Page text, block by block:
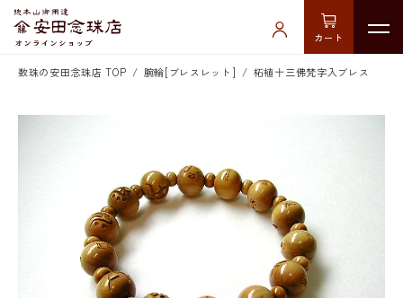
カート
数珠の安田念珠店 TOP 腕輪[ブレスレット] 柘植十三佛梵字入ブレス